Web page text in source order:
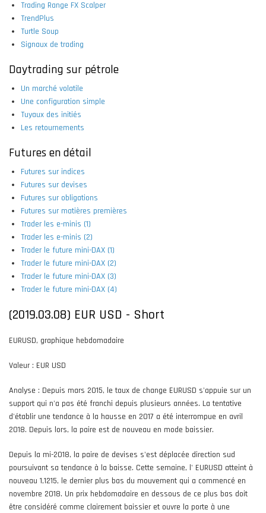
Trading Range FX Scalper
TrendPlus
Turtle Soup
Signaux de trading
Daytrading sur pétrole
Un marché volatile
Une configuration simple
Tuyaux des initiés
Les retournements
Futures en détail
Futures sur indices
Futures sur devises
Futures sur obligations
Futures sur matières premières
Trader les e-minis (1)
Trader les e-minis (2)
Trader le future mini-DAX (1)
Trader le future mini-DAX (2)
Trader le future mini-DAX (3)
Trader le future mini-DAX (4)
(2019.03.08) EUR USD - Short
EURUSD, graphique hebdomadaire
Valeur : EUR USD
Analyse : Depuis mars 2015, le taux de change EURUSD s'appuie sur un
support qui n'a pas été franchi depuis plusieurs années. La tentative
d'établir une tendance à la hausse en 2017 a été interrompue en avril
2018. Depuis lors, la paire est de nouveau en mode baissier.
Depuis la mi-2018, la paire de devises s'est déplacée direction sud
poursuivant sa tendance à la baisse. Cette semaine, l' EURUSD atteint à
nouveau 1,1215, le dernier plus bas du mouvement qui a commencé en
novembre 2018. Un prix hebdomadaire en dessous de ce plus bas doit
être considéré comme clairement baissier et ouvre la porte à une